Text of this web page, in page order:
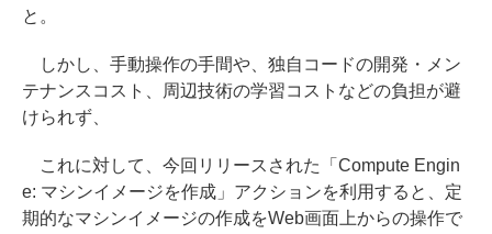
と。
しかし、手動操作の手間や、独自コードの開発・メン
テナンスコスト、周辺技術の学習コストなどの負担が避
けられず、
これに対して、今回リリースされた「Compute Engin
e: マシンイメージを作成」アクションを利用すると、定
期的なマシンイメージの作成をWeb画面上からの操作で